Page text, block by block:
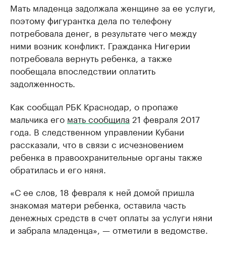
Мать младенца задолжала женщине за ее услуги,
поэтому фигурантка дела по телефону
потребовала денег, в результате чего между
ними возник конфликт. Гражданка Нигерии
потребовала вернуть ребенка, а также
пообещала впоследствии оплатить
задолженность.
Как сообщал РБК Краснодар, о пропаже
мальчика его мать сообщила 21 февраля 2017
года. В следственном управлении Кубани
рассказали, что в связи с исчезновением
ребенка в правоохранительные органы также
обратилась и его няня.
«С ее слов, 18 февраля к ней домой пришла
знакомая матери ребенка, оставила часть
денежных средств в счет оплаты за услуги няни
и забрала младенца», — отметили в ведомстве.